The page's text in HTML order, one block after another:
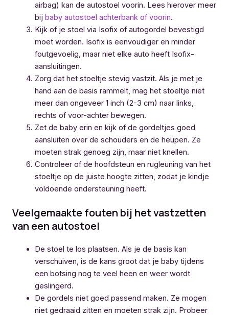
airbag) kan de autostoel voorin. Lees hierover meer
bij baby autostoel achterbank of voorin.
Kijk of je stoel via Isofix of autogordel bevestigd
moet worden. Isofix is eenvoudiger en minder
foutgevoelig, maar niet elke auto heeft Isofix-
aansluitingen.
Zorg dat het stoeltje stevig vastzit. Als je met je
hand aan de basis rammelt, mag het stoeltje niet
meer dan ongeveer 1 inch (2-3 cm) naar links,
rechts of voor-achter bewegen.
Zet de baby erin en kijk of de gordeltjes goed
aansluiten over de schouders en de heupen. Ze
moeten strak genoeg zijn, maar niet knellen.
Controleer of de hoofdsteun en rugleuning van het
stoeltje op de juiste hoogte zitten, zodat je kindje
voldoende ondersteuning heeft.
Veelgemaakte fouten bij het vastzetten
van een autostoel
De stoel te los plaatsen. Als je de basis kan
verschuiven, is de kans groot dat je baby tijdens
een botsing nog te veel heen en weer wordt
geslingerd.
De gordels niet goed passend maken. Ze mogen
niet gedraaid zitten en moeten strak zijn. Probeer